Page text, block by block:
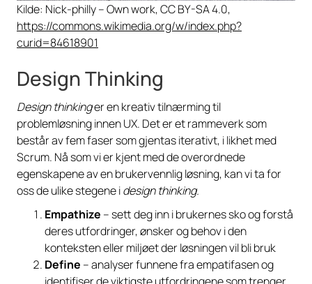
Kilde: Nick-philly – Own work, CC BY-SA 4.0,
https://commons.wikimedia.org/w/index.php?
curid=84618901
Design Thinking
Design thinkinger en kreativ tilnærming til
problemløsning innen UX. Det er et rammeverk som
består av fem faser som gjentas iterativt, i likhet med
Scrum. Nå som vi er kjent med de overordnede
egenskapene av en brukervennlig løsning, kan vi ta for
oss de ulike stegene idesign thinking.
Empathize – sett deg inn i brukernes sko og forstå
deres utfordringer, ønsker og behov i den
konteksten eller miljøet der løsningen vil bli bruk
Define – analyser funnene fra empatifasen og
identifiser de viktigste utfordringene som trenger